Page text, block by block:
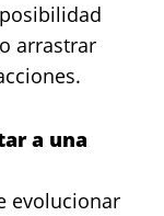
arrastrar
a una
evolucionar